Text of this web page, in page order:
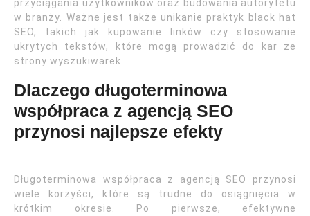
przyciągania użytkowników oraz budowania autorytetu
w branży. Ważne jest także unikanie praktyk black hat
SEO, takich jak kupowanie linków czy stosowanie
ukrytych tekstów, które mogą prowadzić do kar ze
strony wyszukiwarek.
Dlaczego długoterminowa
współpraca z agencją SEO
przynosi najlepsze efekty
Długoterminowa współpraca z agencją SEO przynosi
wiele korzyści, które są trudne do osiągnięcia w
krótkim okresie. Po pierwsze, efektywne